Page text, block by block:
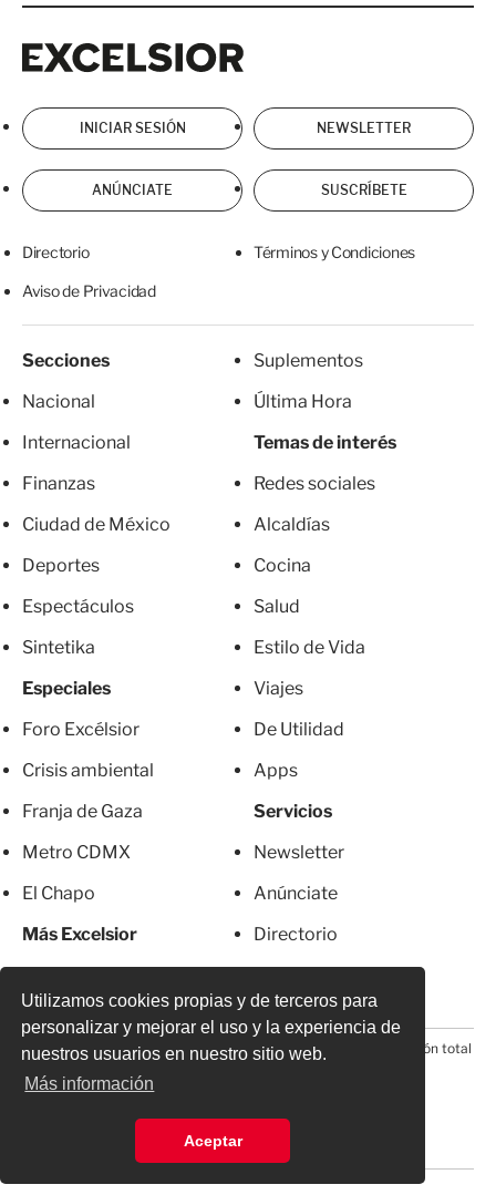
Utilizamos cookies propias y de terceros para
personalizar y mejorar el uso y la experiencia de
nuestros usuarios en nuestro sitio web.
Más información
Aceptar
INICIAR SESIÓN NEWSLETTER
ANÚNCIATE SUSCRÍBETE
Directorio Términos y Condiciones
Aviso de Privacidad
Secciones
Nacional
Internacional
Finanzas
Ciudad de México
Deportes
Espectáculos
Sintetika
Especiales
Foro Excélsior
Crisis ambiental
Franja de Gaza
Metro CDMX
El Chapo
Más Excelsior
Suplementos
Última Hora
Temas de interés
Redes sociales
Alcaldías
Cocina
Salud
Estilo de Vida
Viajes
De Utilidad
Apps
Servicios
Newsletter
Anúnciate
Directorio
© 2026 Todos los derechos reservados. Prohibida la reproducción total
o parcial, incluyendo cualquier medio electrónico*